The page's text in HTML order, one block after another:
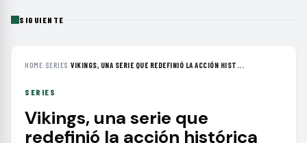
SIGUIENTE
HOME› SERIES ›VIKINGS, UNA SERIE QUE REDEFINIÓ LA ACCIÓN HIST...
SERIES
Vikings, una serie que
redefinió la acción histórica